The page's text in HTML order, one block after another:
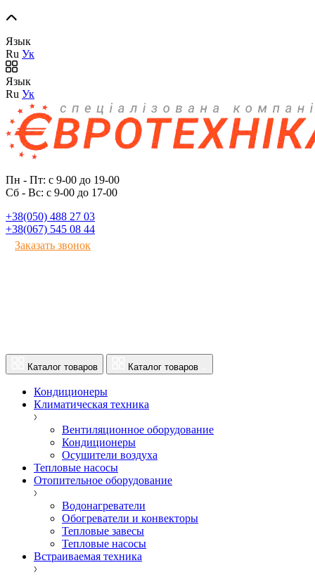
Язык
Ru Ук
Язык
Ru Ук
Пн - Пт: с 9-00 до 19-00
Сб - Вс: с 9-00 до 17-00
+38(050) 488 27 03
+38(067) 545 08 44
Заказать звонок
Каталог товаров Каталог товаров
Кондиционеры
Климатическая техника
Вентиляционное оборудование
Кондиционеры
Осушители воздуха
Тепловые насосы
Отопительное оборудование
Водонагреватели
Обогреватели и конвекторы
Тепловые завесы
Тепловые насосы
Встраиваемая техника